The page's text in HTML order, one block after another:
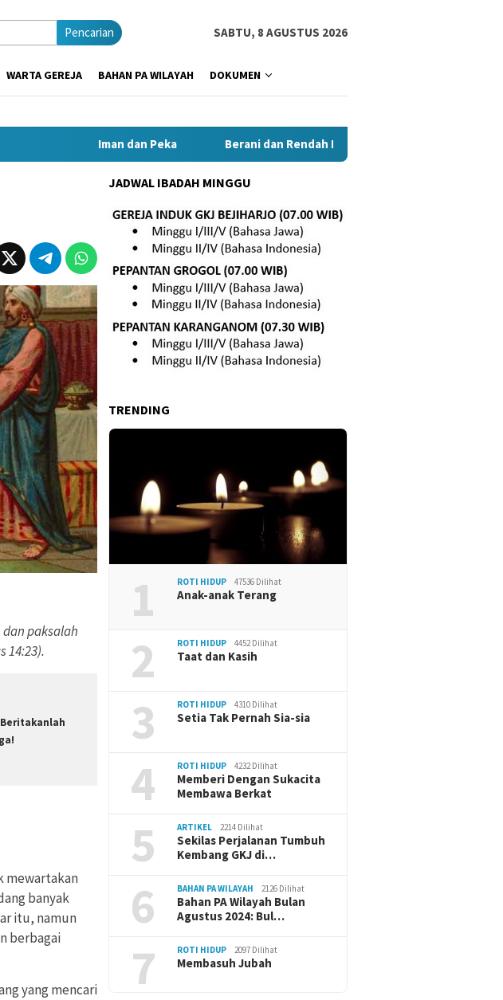
Pencarian SABTU, 8 AGUSTUS 2026
WARTA GEREJA BAHAN PA WILAYAH DOKUMEN
Iman dan Peka Berani dan Rendah Hati Demi Pelayanan Lebih Baik
paksalah
14:23).
mewartakan
banyak
itu, namun
berbagai
yang mencari
JADWAL IBADAH MINGGU
TRENDING
1 ROTI HIDUP 47536 Dilihat
Anak-anak Terang
2 ROTI HIDUP 4452 Dilihat
Taat dan Kasih
3 ROTI HIDUP 4310 Dilihat
Setia Tak Pernah Sia-sia
4 ROTI HIDUP 4232 Dilihat
Memberi Dengan Sukacita
Membawa Berkat
5 ARTIKEL 2214 Dilihat
Sekilas Perjalanan Tumbuh
Kembang GKJ di…
6 BAHAN PA WILAYAH 2126 Dilihat
Bahan PA Wilayah Bulan
Agustus 2024: Bul…
7 ROTI HIDUP 2097 Dilihat
Membasuh Jubah